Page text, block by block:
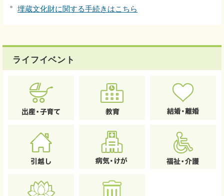
埋蔵文化財に関する手続きはこちら
ライフイベント